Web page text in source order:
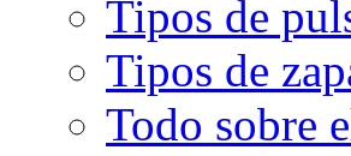
Tipos de
Tipos de
Todo sobre